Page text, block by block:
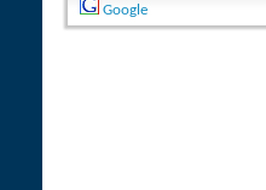
Google